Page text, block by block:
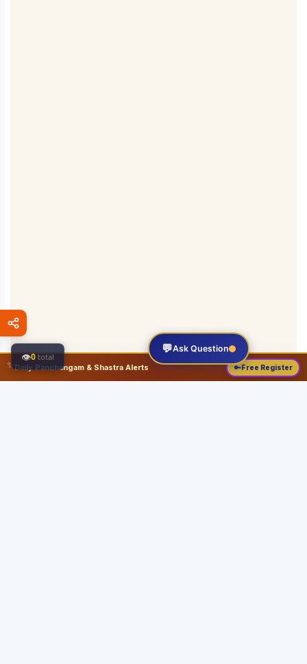
💬Ask Question
✨Daily Panchangam & Shastra Alerts 🔑Free Register
👁0 total